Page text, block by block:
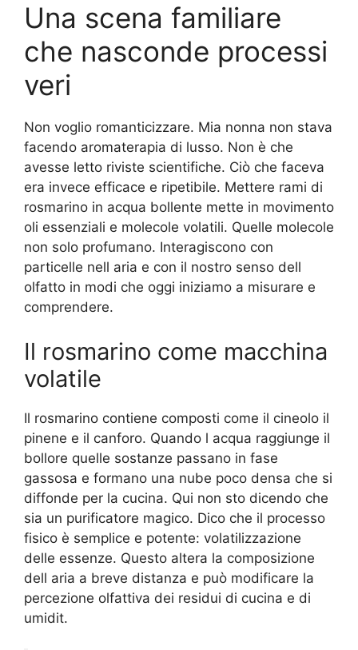
Una scena familiare
che nasconde processi
veri
Non voglio romanticizzare. Mia nonna non stava
facendo aromaterapia di lusso. Non è che
avesse letto riviste scientifiche. Ciò che faceva
era invece efficace e ripetibile. Mettere rami di
rosmarino in acqua bollente mette in movimento
oli essenziali e molecole volatili. Quelle molecole
non solo profumano. Interagiscono con
particelle nell aria e con il nostro senso dell
olfatto in modi che oggi iniziamo a misurare e
comprendere.
Il rosmarino come macchina
volatile
Il rosmarino contiene composti come il cineolo il
pinene e il canforo. Quando l acqua raggiunge il
bollore quelle sostanze passano in fase
gassosa e formano una nube poco densa che si
diffonde per la cucina. Qui non sto dicendo che
sia un purificatore magico. Dico che il processo
fisico è semplice e potente: volatilizzazione
delle essenze. Questo altera la composizione
dell aria a breve distanza e può modificare la
percezione olfattiva dei residui di cucina e di
umidit.